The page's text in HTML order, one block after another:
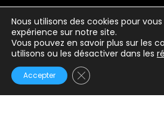
Nous utilisons des cookies pour
expérience sur notre site.
Vous pouvez en savoir plus sur les
utilisons ou les désactiver dans les
Accepter Fermer la bannière
Mentions
Conditions générales
Politique de